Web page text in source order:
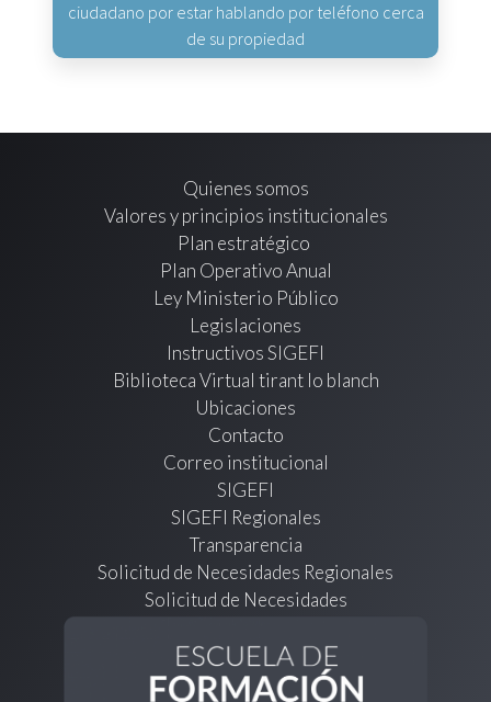
ciudadano por estar hablando por teléfono cerca
de su propiedad
Quienes somos
Valores y principios institucionales
Plan estratégico
Plan Operativo Anual
Ley Ministerio Público
Legislaciones
Instructivos SIGEFI
Biblioteca Virtual tirant lo blanch
Ubicaciones
Contacto
Correo institucional
SIGEFI
SIGEFI Regionales
Transparencia
Solicitud de Necesidades Regionales
Solicitud de Necesidades